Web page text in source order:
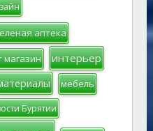
аптека
магазин интерьер
мебель
Бурятии